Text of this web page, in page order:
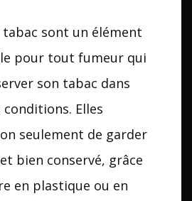
tabac sont un élément
pour tout fumeur qui
son tabac dans
Elles
seulement de garder
bien conservé, grâce
en plastique ou en